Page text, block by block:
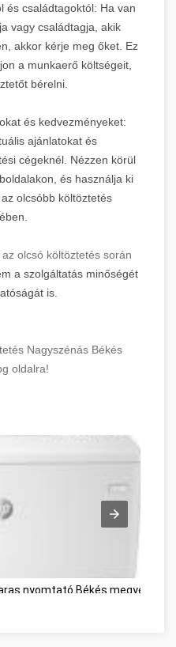
és családtagoktól: Ha van
vagy családtagja, akik
akkor kérje meg őket. Ez
a munkaerő költségeit,
bérelni.
és kedvezményeket:
ajánlatokat és
cégeknél. Nézzen körül
és használja ki
olcsóbb költöztetés
az olcsó költöztetés során
a szolgáltatás minőségét
is.
Nagyszénás Békés
oldalra!
nyomtató Békés megye